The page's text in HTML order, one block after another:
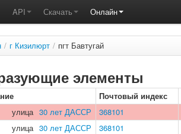
API Скачать Онлайн
/ г Кизилюрт / пгт Бавтугай
элементы
Почтовый индекс
улица 30 лет ДАССР
368101
улица 30 лет ДАССР
368101